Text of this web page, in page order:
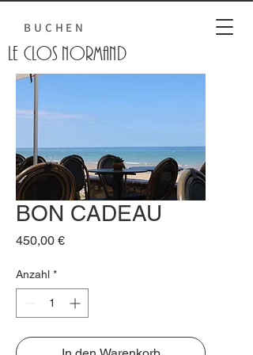
Le Clos normand
BUCHEN
BON CADEAU
450,00 €Preis
Anzahl *